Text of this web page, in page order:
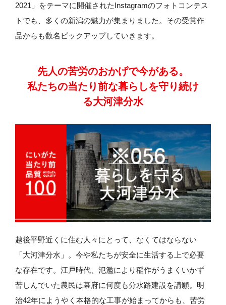
2021」をテーマに開催されたInstagramのフォトコンテス
トでも、多くの新潟の魅力が集まりました。その受賞作
品からも数名ピックアップしていきます。
先人の苦労のおかげで今がある。
私たちの当たり前な暮らしを守り続け
る大河津分水
越後平野近くに住む人々にとって、なくてはならない
「大河津分水」。今や私たちが安全に生活する上で必要
な存在です。江戸時代、氾濫により稲作がうまくいかず
苦しんでいた農民は幕府に何度も分水路建設を請願。明
治42年にようやく本格的な工事が始まってからも、苦労